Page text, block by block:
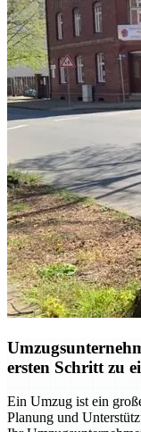
ersten Schritt zu
Ein Umzug ist ein
Planung und